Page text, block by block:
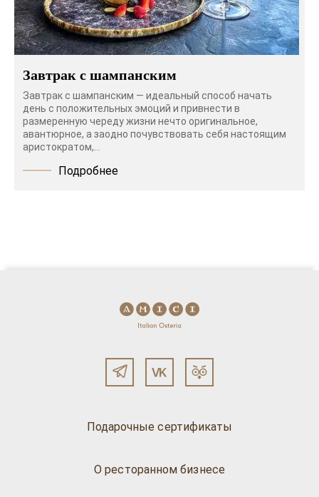
Завтрак с шампанским
Завтрак с шампанским — идеальный способ начать
день с положительных эмоций и привнести в
размеренную череду жизни нечто оригинальное,
авантюрное, а заодно почувствовать себя настоящим
аристократом,...
Подробнее
Подарочные сертификаты
О ресторанном бизнесе